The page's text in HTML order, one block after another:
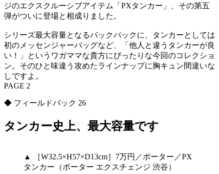
ジのエクスクルーシブアイテム「PXタンカー」、その第五
弾がついに登場と相成りました。
シリーズ最大容量となるバックパックに、タンカーとしては
初のメッセンジャーバッグなど、「他人と違うタンカーが良
い！」というワガママな貴方にぴったりな今回のコレクショ
ン。そのひと味違う攻めたラインナップに胸キュン間違いな
しですよ。
PAGE 2
◆ フィールドパック 26
タンカー史上、最大容量です
▲ ［W32.5×H57×D13cm］7万円／ポーター／PX
タンカー（ポーター エクスチェンジ 渋谷）